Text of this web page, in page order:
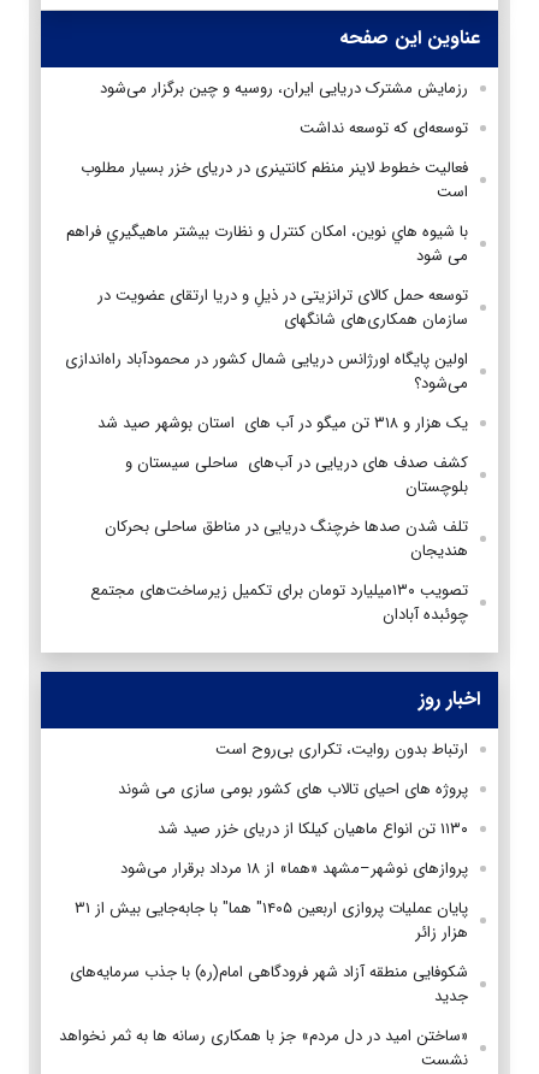
عناوین این صفحه
رزمایش مشترک دریایی ایران، روسیه و چین برگزار می‌شود
توسعه‌ای که توسعه نداشت
فعالیت خطوط لاینر منظم کانتینری در دریای خزر بسیار مطلوب
است
با شيوه هاي نوين، امكان كنترل و نظارت بيشتر ماهيگيري فراهم
می شود
توسعه حمل کالای ترانزیتی در ذیلِ و دریا ارتقای عضویت در
سازمان همکاری‌های شانگهای
اولین پایگاه اورژانس دریایی شمال کشور در محمودآباد راه‌اندازی
می‌شود؟
یک هزار و ۳۱۸ تن میگو در آب های استان بوشهر صید شد
کشف صدف های دریایی در آب‌های ساحلی سیستان و
بلوچستان
تلف شدن صد‌ها خرچنگ دریایی در مناطق ساحلی بحرکان
هندیجان
تصویب ۱۳۰میلیارد تومان برای تکمیل زیرساخت‌های مجتمع
چوئبده آبادان
اخبار روز
ارتباط بدون روایت، تکراری بی‌روح است
پروژه های احیای تالاب های کشور بومی سازی می شوند
۱۱۳۰ تن انواع ماهیان کیلکا از دریای خزر صید شد
پروازهای نوشهر–مشهد «هما» از ۱۸ مرداد برقرار می‌شود
پایان عملیات پروازی اربعین ۱۴۰۵" هما" با جابه‌جایی بیش از ۳۱
هزار زائر
شکوفایی منطقه آزاد شهر فرودگاهی امام(ره) با جذب سرمایه‌های
جدید
«ساختن امید در دل مردم» جز با همکاری رسانه ها به ثمر نخواهد
نشست